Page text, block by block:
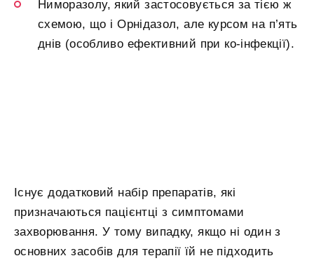
Ниморазолу, який застосовується за тією ж
схемою, що і Орнідазол, але курсом на п’ять
днів (особливо ефективний при ко-інфекції).
Існує додатковий набір препаратів, які
призначаються пацієнтці з симптомами
захворювання. У тому випадку, якщо ні один з
основних засобів для терапії їй не підходить